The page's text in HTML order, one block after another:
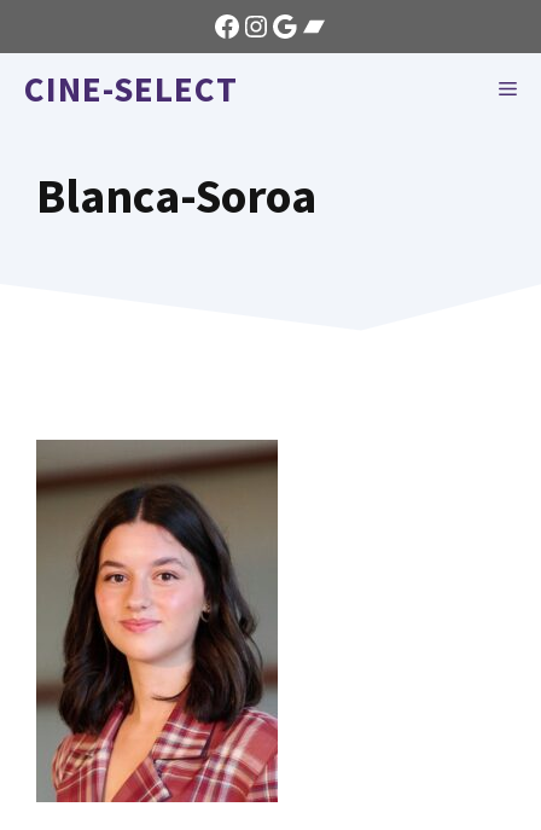
au
contenu
Facebook
Instagram
GoogleBandcamp
CINE-SELECT
Blanca-Soroa